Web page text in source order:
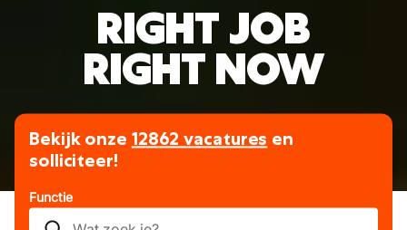
RIGHT JOB
RIGHT NOW
Bekijk onze 12862 vacatures en
solliciteer!
Functie